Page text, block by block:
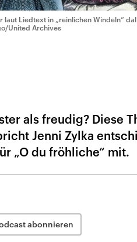
laut Liedtext in „reinlichen Windeln“
United Archives
als freudig? Diese
Jenni Zylka
„O du fröhliche“ mit.
abonnieren